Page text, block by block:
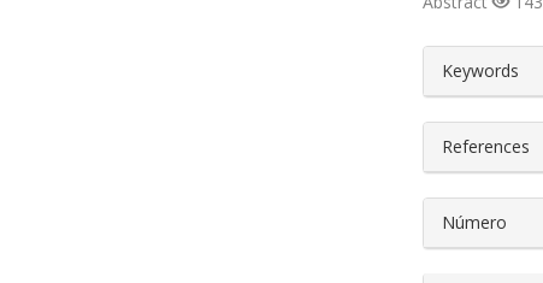
Keywords
References
Número